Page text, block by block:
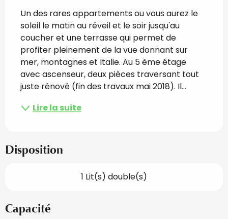
Un des rares appartements ou vous aurez le
soleil le matin au réveil et le soir jusqu'au
coucher et une terrasse qui permet de
profiter pleinement de la vue donnant sur
mer, montagnes et Italie. Au 5 ème étage
avec ascenseur, deux pièces traversant tout
juste rénové (fin des travaux mai 2018). Il...
Lire la suite
Disposition
1 Lit(s) double(s)
Capacité